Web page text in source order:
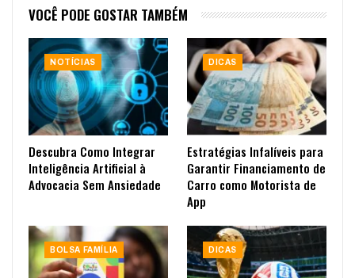
VOCÊ PODE GOSTAR TAMBÉM
NOTÍCIAS
Descubra Como Integrar
Inteligência Artificial à
Advocacia Sem Ansiedade
DICAS
Estratégias Infalíveis para
Garantir Financiamento de
Carro como Motorista de
App
BOLSA FAMÍLIA DICAS